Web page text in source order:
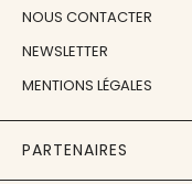
NOUS CONTACTER
NEWSLETTER
MENTIONS LÉGALES
PARTENAIRES